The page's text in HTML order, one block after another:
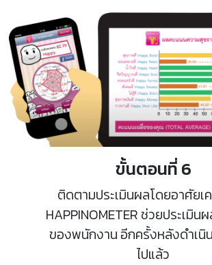
ขั้นตอนที่ 6
ติดตามประเมินผลโดยอาศัยเ
HAPPINOMETER ช่วยประเมิน
ของพนักงาน อีกครั้งหลังดำเนิ
ไปแล้ว